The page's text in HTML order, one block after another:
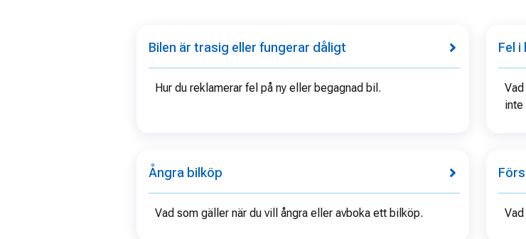
Bilen är trasig eller fungerar dåligt
Hur du reklamerar fel på ny eller begagnad bil.
Fel i
inte
Ångra bilköp
Vad som gäller när du vill ångra eller avboka ett bilköp.